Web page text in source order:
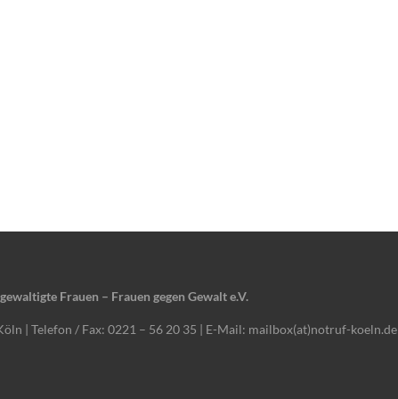
Frauen – Frauen gegen Gewalt e.V.
| Telefon / Fax: 0221 – 56 20 35 | E-Mail: mailbox(at)notruf-koeln.de